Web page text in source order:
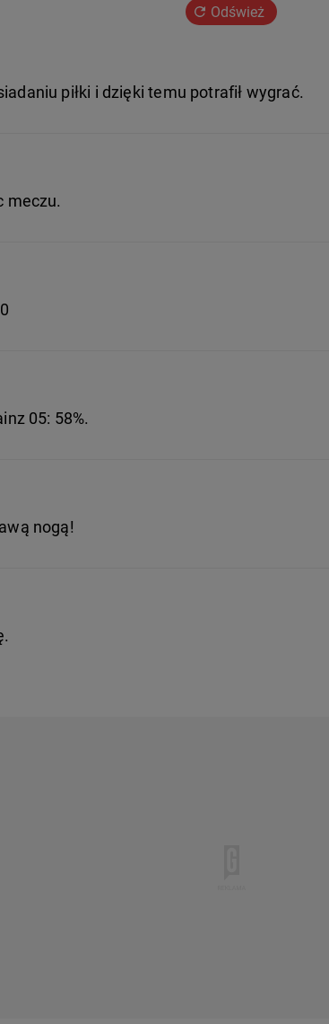
Odśwież
piłki i dzięki temu potrafił wygrać.
meczu.
05: 58%.
nogą!